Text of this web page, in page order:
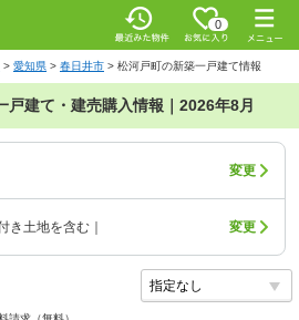
0
> 愛知県 > 春日井市 > 松河戸町の新築一戸建て情報
戸建て・建売購入情報｜2026年8月
変更
き土地を含む｜ 変更